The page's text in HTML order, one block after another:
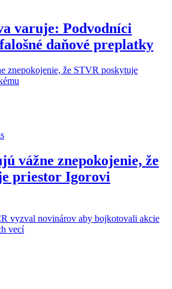
varuje: Podvodníci
daňové preplatky
vážne znepokojenie, že
priestor Igorovi